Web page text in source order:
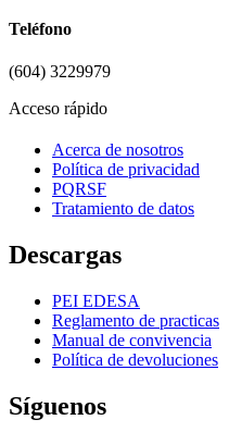
Teléfono
(604) 3229979
Acceso rápido
Acerca de nosotros
Política de privacidad
PQRSF
Tratamiento de datos
Descargas
PEI EDESA
Reglamento de practicas
Manual de convivencia
Política de devoluciones
Síguenos